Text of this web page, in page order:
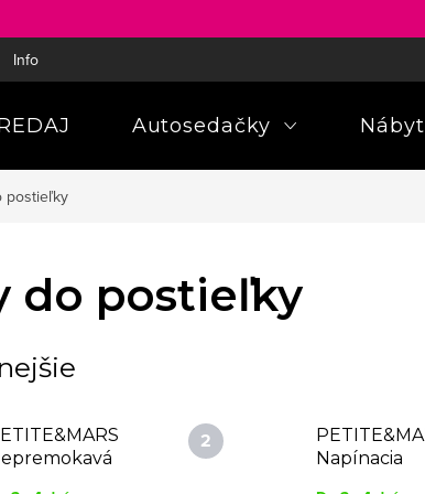
Informácie a poučenia pre spotrebiteľa
Autosedačky
postieľky
do postieľky
Napínacia